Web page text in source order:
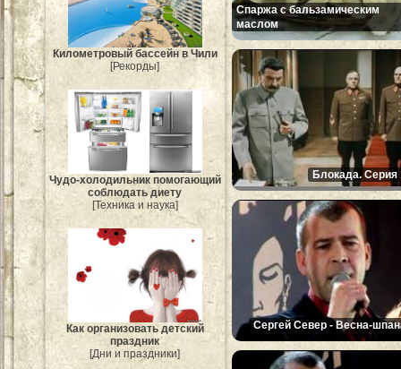
Километровый бассейн в Чили
[Рекорды]
Чудо-холодильник помогающий
соблюдать диету
[Техника и наука]
Как организовать детский
праздник
[Дни и праздники]
Спаржа с бальзамическим
маслом
Блокада. Серия
Сергей Север - Весна-